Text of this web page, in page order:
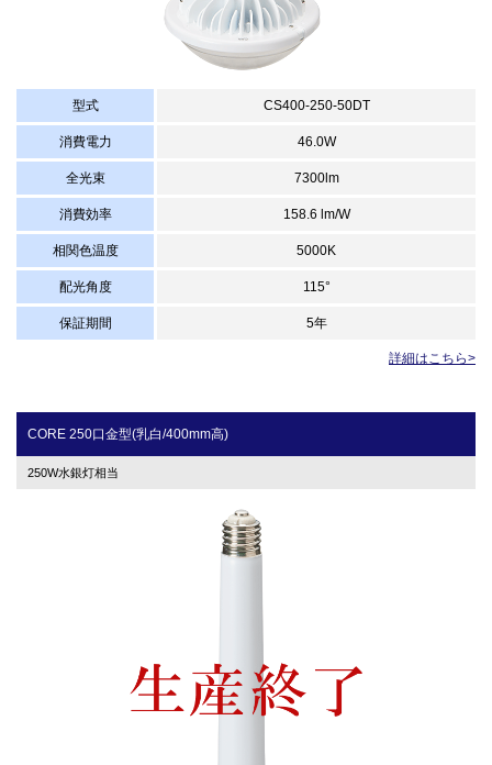
型式 CS400-250-50DT
消費電力 46.0W
全光束 7300lm
消費効率 158.6 lm/W
相関色温度 5000K
配光角度 115°
保証期間 5年
詳細はこちら>
CORE 250口金型(乳白/400mm高)
250W水銀灯相当